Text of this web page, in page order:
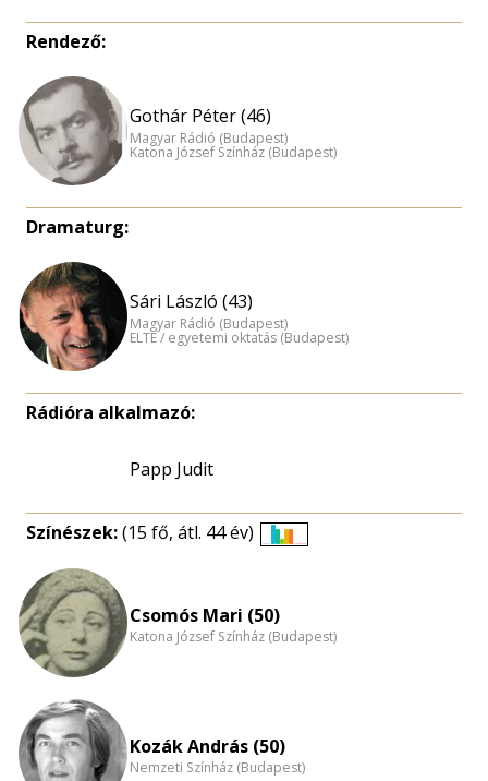
Rendező:
Gothár Péter (46)
Magyar Rádió (Budapest)
Katona József Színház (Budapest)
Dramaturg:
Sári László (43)
Magyar Rádió (Budapest)
ELTE / egyetemi oktatás (Budapest)
Rádióra alkalmazó:
Papp Judit
Színészek:(15 fő, átl. 44 év)
Csomós Mari (50)
Katona József Színház (Budapest)
Kozák András (50)
Nemzeti Színház (Budapest)